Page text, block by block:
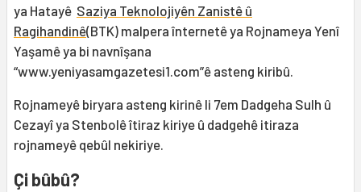
ya Hatayê Saziya Teknolojiyên Zanistê û
Ragihandinê(BTK) malpera înternetê ya Rojnameya Yenî
Yaşamê ya bi navnîşana
“www.yeniyasamgazetesi1.com”ê asteng kiribû.
Rojnameyê biryara asteng kirinê li 7em Dadgeha Sulh û
Cezayî ya Stenbolê îtiraz kiriye û dadgehê itiraza
rojnameyê qebûl nekiriye.
Çi bûbû?